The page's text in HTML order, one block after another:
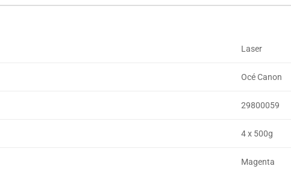
Laser
Océ Canon
29800059
4 x 500g
Magenta